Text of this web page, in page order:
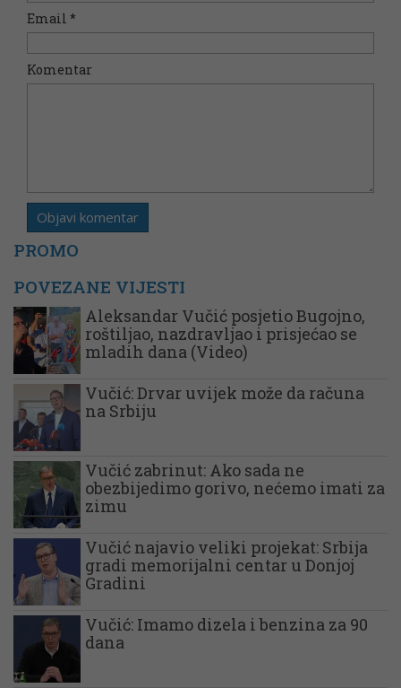
Email *
Komentar
PROMO
POVEZANE VIJESTI
Aleksandar Vučić posjetio Bugojno,
roštiljao, nazdravljao i prisjećao se
mladih dana (Video)
Vučić: Drvar uvijek može da računa
na Srbiju
Vučić zabrinut: Ako sada ne
obezbijedimo gorivo, nećemo imati za
zimu
Vučić najavio veliki projekat: Srbija
gradi memorijalni centar u Donjoj
Gradini
Vučić: Imamo dizela i benzina za 90
dana